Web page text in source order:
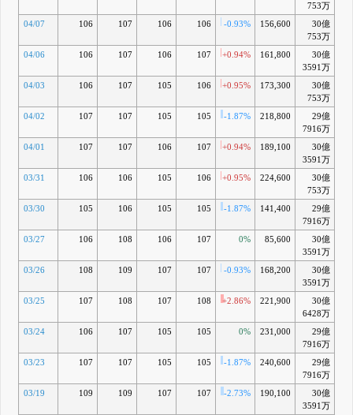
753万
04/07 106 107 106 106 -0.93% 156,600
30億
753万
04/06 106 107 106 107 +0.94% 161,800
30億
3591万
04/03 106 107 105 106 +0.95% 173,300
30億
753万
04/02 107 107 105 105 -1.87% 218,800
29億
7916万
04/01 107 107 106 107 +0.94% 189,100
30億
3591万
03/31 106 106 105 106 +0.95% 224,600
30億
753万
03/30 105 106 105 105 -1.87% 141,400
29億
7916万
03/27 106 108 106 107 0% 85,600
30億
3591万
03/26 108 109 107 107 -0.93% 168,200
30億
3591万
03/25 107 108 107 108 +2.86% 221,900
30億
6428万
03/24 106 107 105 105 0% 231,000
29億
7916万
03/23 107 107 105 105 -1.87% 240,600
29億
7916万
03/19 109 109 107 107 -2.73% 190,100
30億
3591万